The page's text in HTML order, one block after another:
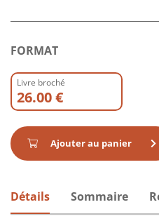
FORMAT
Livre broché
26.00 €
Ajouter au panier
Détails Sommaire